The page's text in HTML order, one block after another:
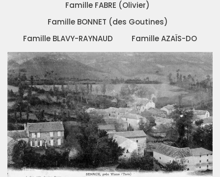
Famille FABRE (Olivier)
Famille BONNET (des Goutines)
Famille BLAVY-RAYNAUD
Famille AZAÏS-DO